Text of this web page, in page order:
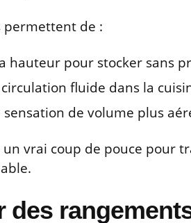
permettent de :
hauteur pour stocker sans
fluide dans la
de volume plus
un vrai coup de pouce pour
des